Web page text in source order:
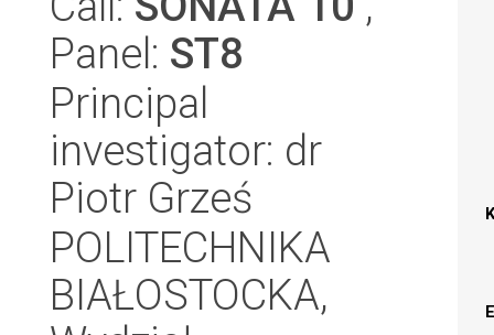
Panel: ST8
Principal
investigator: dr
Piotr Grześ
POLITECHNIKA
BIAŁOSTOCKA,